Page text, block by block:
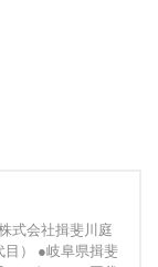
式会社揖斐川庭
目） ●岐阜県揖斐